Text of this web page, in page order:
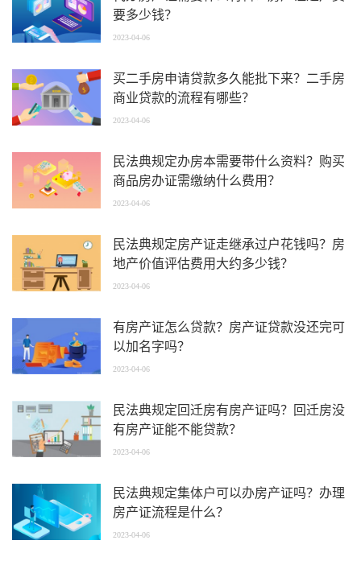
要多少钱？
2023-04-06
买二手房申请贷款多久能批下来？二手房
商业贷款的流程有哪些？
2023-04-06
民法典规定办房本需要带什么资料？购买
商品房办证需缴纳什么费用？
2023-04-06
民法典规定房产证走继承过户花钱吗？房
地产价值评估费用大约多少钱？
2023-04-06
有房产证怎么贷款？房产证贷款没还完可
以加名字吗？
2023-04-06
民法典规定回迁房有房产证吗？回迁房没
有房产证能不能贷款？
2023-04-06
民法典规定集体户可以办房产证吗？办理
房产证流程是什么？
2023-04-06